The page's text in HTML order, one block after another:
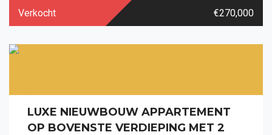
Verkocht €270,000
LUXE NIEUWBOUW APPARTEMENT
OP BOVENSTE VERDIEPING MET 2